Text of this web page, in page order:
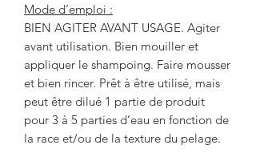
Mode d’emploi :
BIEN AGITER AVANT USAGE. Agiter
avant utilisation. Bien mouiller et
appliquer le shampoing. Faire mousser
et bien rincer. Prêt à être utilisé, mais
peut être dilué ­1 partie de produit
pour 3 à ­5 parties d’eau en fonction de
la race et/ou de la texture du pelage.